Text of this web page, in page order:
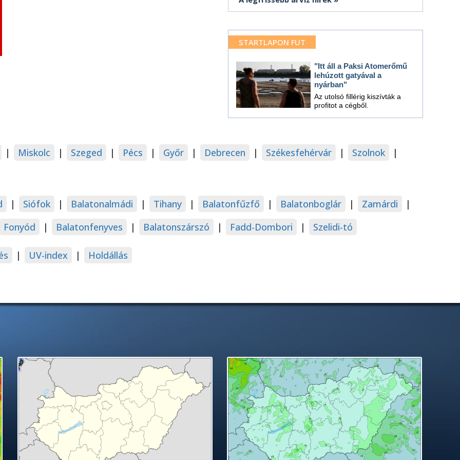
STARTLAPON FUT
"Itt áll a Paksi Atomerőmű
lehúzott gatyával a
nyárban"
Az utolsó fillérig kiszívták a
profitot a cégből.
| Miskolc | Szeged | Pécs | Győr | Debrecen | Székesfehérvár | Szolnok
|
| Siófok | Balatonalmádi | Tihany | Balatonfűzfő | Balatonboglár | Zamárdi
|
Fonyód | Balatonfenyves | Balatonszárszó | Fadd-Dombori | Szelidi-tó
| UV-index | Holdállás